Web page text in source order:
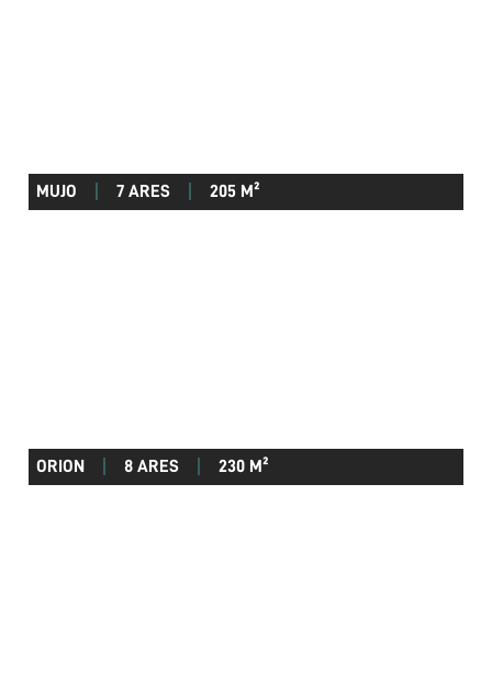
MUJO 7 ARES 205 M²
ORION 8 ARES 230 M²